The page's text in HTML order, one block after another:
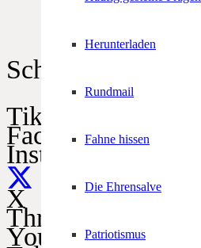
Herunterladen
Rundmail
Fahne hissen
Die Ehrensalve
Patriotismus
Schützen im Netz
TikTok
Facebook
Instagram
X
Threads
YouTube